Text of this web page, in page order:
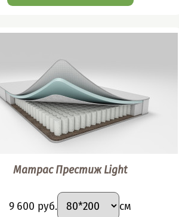
Матрас Престиж Light
Цена
9 600 руб.
Подобрать вариант
Размер
см